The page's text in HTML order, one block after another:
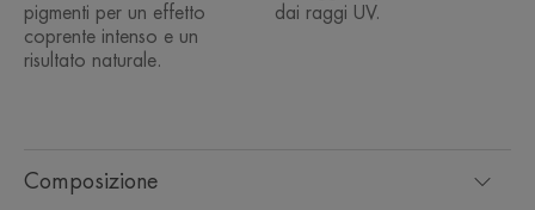
Composizione
pigmenti per un effetto
coprente intenso e un
risultato naturale.
dai raggi UV.